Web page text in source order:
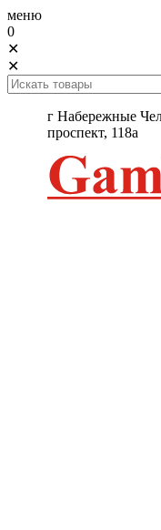
меню
0
✕
✕
г Набережные
проспект, 118а